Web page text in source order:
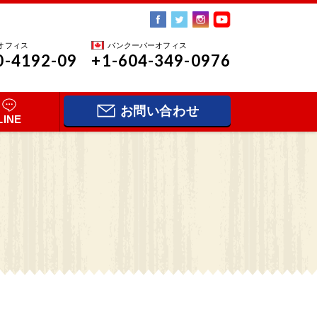
フィス
4192-09
バンクーバーオフィス
+1-604-349-0976
お問い合わせ